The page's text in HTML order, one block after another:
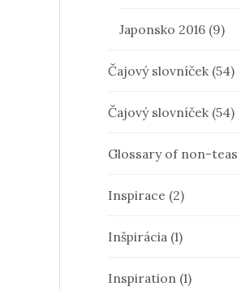
Japonsko 2016 (9)
Čajový slovníček (54)
Čajový slovníček (54)
Glossary of non-teas
Inspirace (2)
Inšpirácia (1)
Inspiration (1)